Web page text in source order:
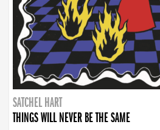
SATCHEL HART
THINGS WILL NEVER BE THE SAME